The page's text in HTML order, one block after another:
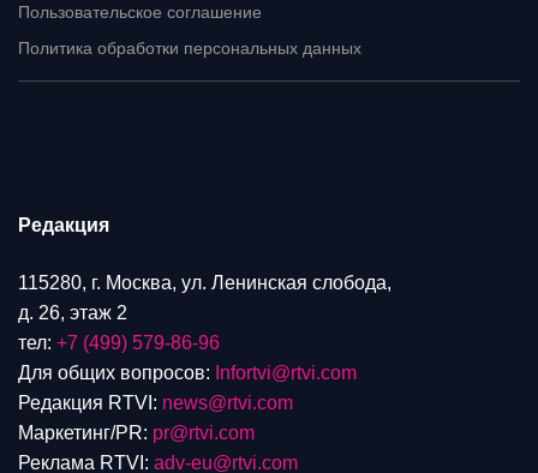
Пользовательское соглашение
Политика обработки персональных данных
Редакция
115280, г. Москва, ул. Ленинская слобода,
д. 26, этаж 2
тел: +7 (499) 579-86-96
Для общих вопросов: Infortvi@rtvi.com
Редакция RTVI: news@rtvi.com
Маркетинг/PR: pr@rtvi.com
Реклама RTVI: adv-eu@rtvi.com